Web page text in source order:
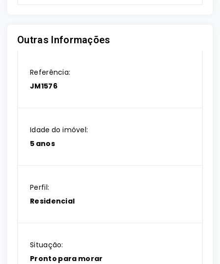
Outras Informações
Referência:
JM1576
Idade do imóvel:
5 anos
Perfil:
Residencial
Situação:
Pronto para morar